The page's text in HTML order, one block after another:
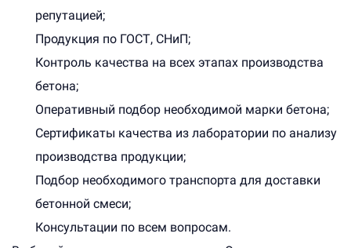
репутацией;
Продукция по ГОСТ, СНиП;
Контроль качества на всех этапах производства
бетона;
Оперативный подбор необходимой марки бетона;
Сертификаты качества из лаборатории по анализу
производства продукции;
Подбор необходимого транспорта для доставки
бетонной смеси;
Консультации по всем вопросам.